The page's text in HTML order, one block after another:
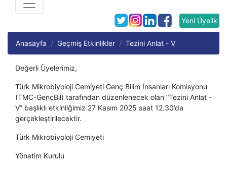
Yeni Üyelik
Anasayfa Geçmiş Etkinlikler Tezini Anlat - V
Değerli Üyelerimiz,
Türk Mikrobiyoloji Cemiyeti Genç Bilim İnsanları Komisyonu
(TMC-GençBil) tarafından düzenlenecek olan “Tezini Anlat -
V” başlıklı etkinliğimiz 27 Kasım 2025 saat 12.30’da
gerçekleştirilecektir.
Türk Mikrobiyoloji Cemiyeti
Yönetim Kurulu